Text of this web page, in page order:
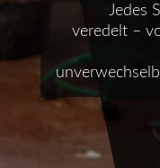
Jedes
veredelt –